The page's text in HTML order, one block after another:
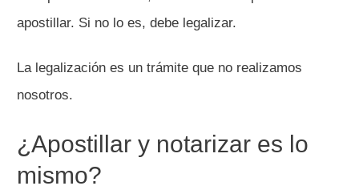
apostillar. Si no lo es, debe legalizar.
La legalización es un trámite que no realizamos
nosotros.
¿Apostillar y notarizar es lo
mismo?